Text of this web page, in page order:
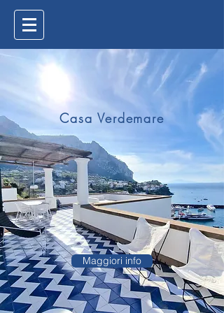
Casa Verdemare
Maggiori info